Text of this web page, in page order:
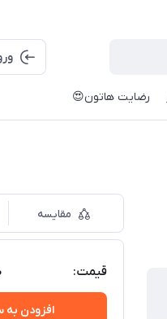
رضایت هاتون😍
مقایسه
قیمت:
افزودن به